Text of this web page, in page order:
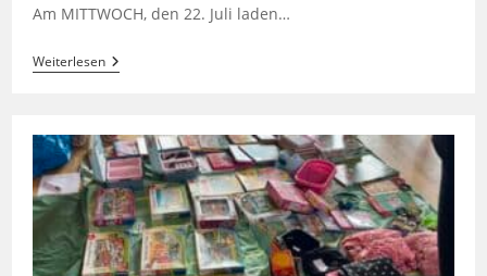
Am MITTWOCH, den 22. Juli laden…
WeiterlesenMITTAGSTISCH
–
Juli